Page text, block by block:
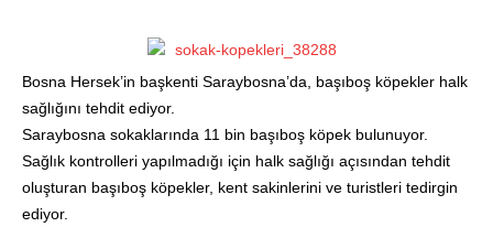
Bosna Hersek’in başkenti Saraybosna’da, başıboş köpekler halk
sağlığını tehdit ediyor.
Saraybosna sokaklarında 11 bin başıboş köpek bulunuyor.
Sağlık kontrolleri yapılmadığı için halk sağlığı açısından tehdit
oluşturan başıboş köpekler, kent sakinlerini ve turistleri tedirgin
ediyor.